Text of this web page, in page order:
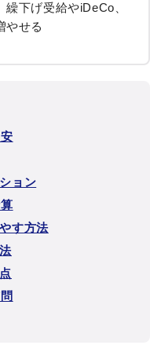
下げ受給やiDeCo、
やせる
ョン
す方法